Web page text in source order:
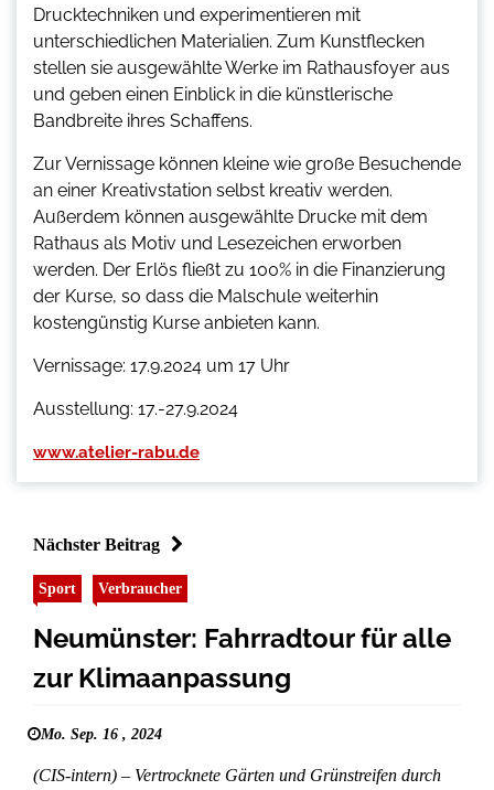
Drucktechniken und experimentieren mit
unterschiedlichen Materialien. Zum Kunstflecken
stellen sie ausgewählte Werke im Rathausfoyer aus
und geben einen Einblick in die künstlerische
Bandbreite ihres Schaffens.
Zur Vernissage können kleine wie große Besuchende
an einer Kreativstation selbst kreativ werden.
Außerdem können ausgewählte Drucke mit dem
Rathaus als Motiv und Lesezeichen erworben
werden. Der Erlös fließt zu 100% in die Finanzierung
der Kurse, so dass die Malschule weiterhin
kostengünstig Kurse anbieten kann.
Vernissage: 17.9.2024 um 17 Uhr
Ausstellung: 17.-27.9.2024
www.atelier-rabu.de
Nächster Beitrag
Sport Verbraucher
Neumünster: Fahrradtour für alle
zur Klimaanpassung
Mo. Sep. 16 , 2024
(CIS-intern) – Vertrocknete Gärten und Grünstreifen durch